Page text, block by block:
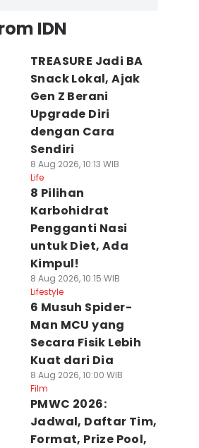
IDN
TREASURE Jadi BA
Snack Lokal, Ajak
Gen Z Berani
Upgrade Diri
dengan Cara
Sendiri
8 Aug 2026, 10:13 WIB
Life
8 Pilihan
Karbohidrat
Pengganti Nasi
untuk Diet, Ada
Kimpul!
8 Aug 2026, 10:15 WIB
Lifestyle
6 Musuh Spider-
Man MCU yang
Secara Fisik Lebih
Kuat dari Dia
8 Aug 2026, 10:00 WIB
Film
PMWC 2026:
Jadwal, Daftar Tim,
Format, Prize Pool,